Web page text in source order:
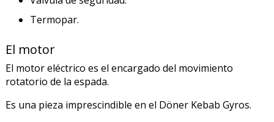
Termopar.
El motor
El motor eléctrico es el encargado del movimiento
rotatorio de la espada.
Es una pieza imprescindible en el Döner Kebab Gyros.